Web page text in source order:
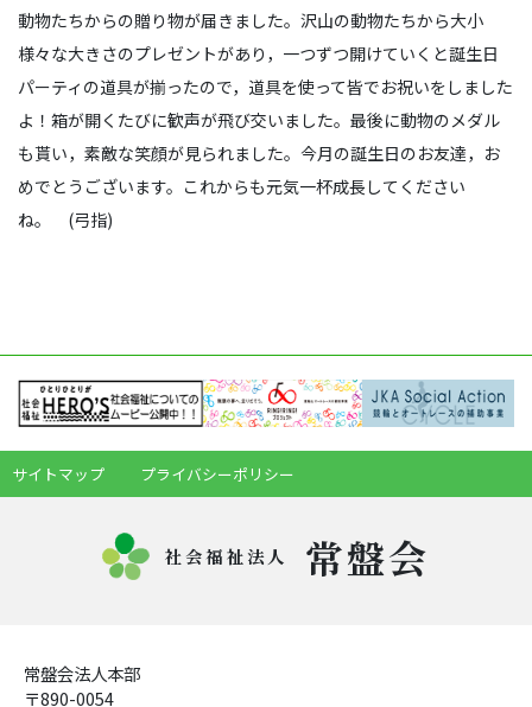
動物たちからの贈り物が届きました。沢山の動物たちから大小
様々な大きさのプレゼントがあり，一つずつ開けていくと誕生日
パーティの道具が揃ったので，道具を使って皆でお祝いをしました
よ！箱が開くたびに歓声が飛び交いました。最後に動物のメダル
も貰い，素敵な笑顔が見られました。今月の誕生日のお友達，お
めでとうございます。これからも元気一杯成長してください
ね。 (弓指)
サイトマップ プライバシーポリシー
社会福祉法人 常盤会
常盤会法人本部
〒890-0054